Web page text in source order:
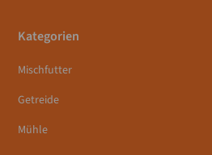
Kategorien
Mischfutter
Getreide
Mühle